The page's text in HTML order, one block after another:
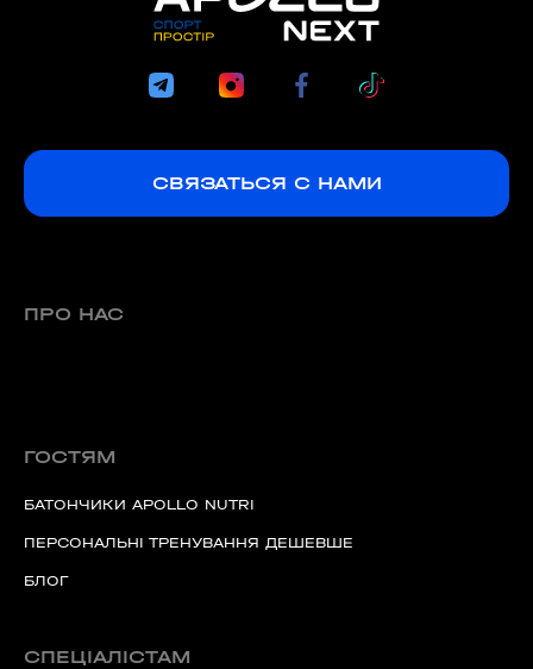
СВЯЗАТЬСЯ С НАМИ
ПРО НАС
ГОСТЯМ
БАТОНЧИКИ APOLLO NUTRI
ПЕРСОНАЛЬНІ ТРЕНУВАННЯ ДЕШЕВШЕ
БЛОГ
СПЕЦІАЛІСТАМ